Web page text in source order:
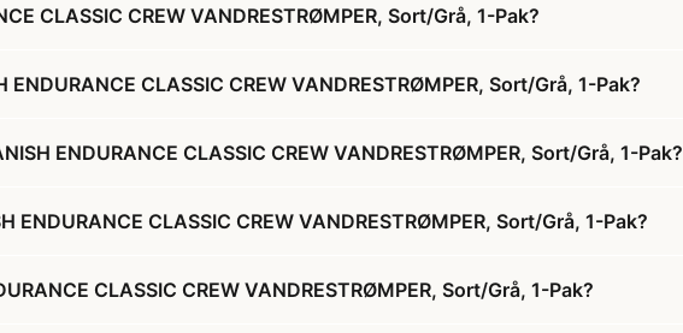
CLASSIC CREW VANDRESTRØMPER, Sort/Grå, 1-Pak?
CLASSIC CREW VANDRESTRØMPER, Sort/Grå, 1-Pak?
ENDURANCE CLASSIC CREW VANDRESTRØMPER, Sort/Grå, 1-Pak?
CLASSIC CREW VANDRESTRØMPER, Sort/Grå, 1-Pak?
CLASSIC CREW VANDRESTRØMPER, Sort/Grå, 1-Pak?